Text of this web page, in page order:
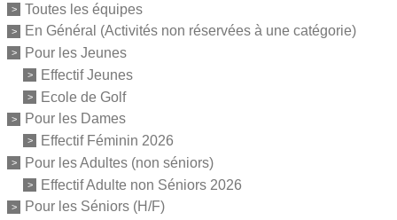
Toutes les équipes
En Général (Activités non réservées à une catégorie)
Pour les Jeunes
Effectif Jeunes
Ecole de Golf
Pour les Dames
Effectif Féminin 2026
Pour les Adultes (non séniors)
Effectif Adulte non Séniors 2026
Pour les Séniors (H/F)